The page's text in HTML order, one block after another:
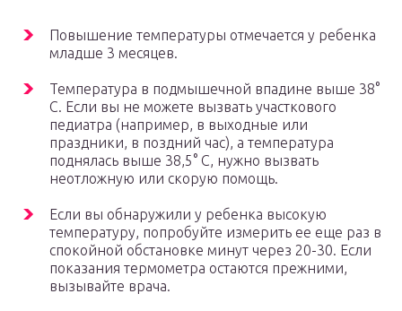
Повышение температуры отмечается у ребенка
младше 3 месяцев.
Температура в подмышечной впадине выше 38°
С. Если вы не можете вызвать участкового
педиатра (например, в выходные или
праздники, в поздний час), а температура
поднялась выше 38,5° С, нужно вызвать
неотложную или скорую помощь.
Если вы обнаружили у ребенка высокую
температуру, попробуйте измерить ее еще раз в
спокойной обстановке минут через 20-30. Если
показания термометра остаются прежними,
вызывайте врача.